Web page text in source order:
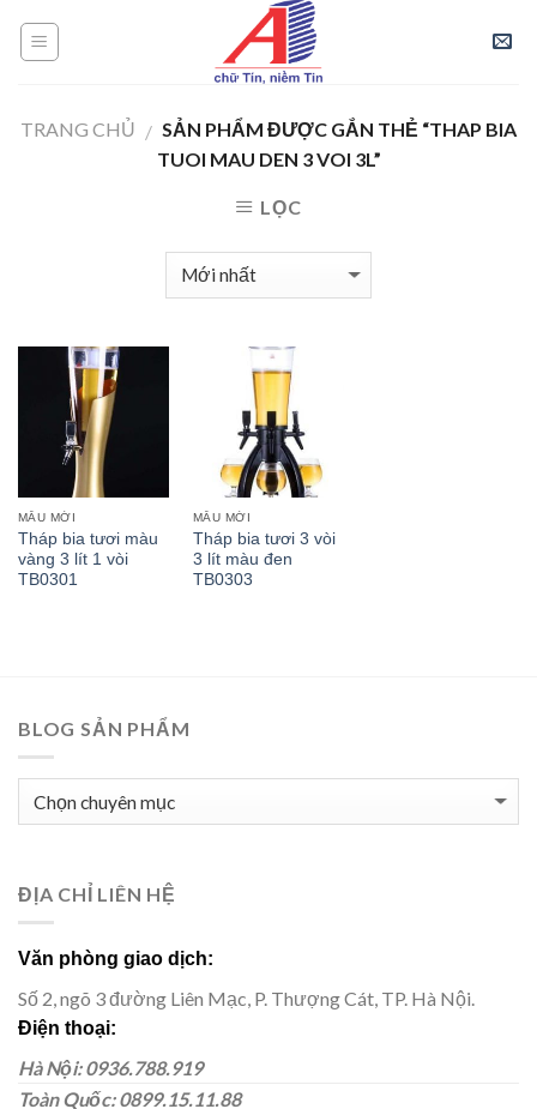
TRANG CHỦ / SẢN PHẨM ĐƯỢC GẮN THẺ “THAP BIA
TUOI MAU DEN 3 VOI 3L”
LỌC
MẪU MỚI
Tháp bia tươi màu
vàng 3 lít 1 vòi
TB0301
MẪU MỚI
Tháp bia tươi 3 vòi
3 lít màu đen
TB0303
BLOG SẢN PHẨM
BLOG
SẢN
ĐỊA CHỈ LIÊN HỆ
Văn phòng giao dịch:
Số 2, ngõ 3 đường Liên Mạc, P. Thượng Cát, TP. Hà Nội.
Điện thoại:
Hà Nội: 0936.788.919
Toàn Quốc: 0899.15.11.88